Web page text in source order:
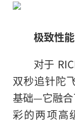
极致性
对于
双秒追针陀
基础—它融合
彩的两项高